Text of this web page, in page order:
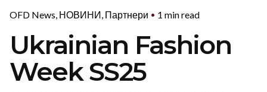
OFD News НОВИНИ Партнери 1 min read
Ukrainian Fashion
Week SS25